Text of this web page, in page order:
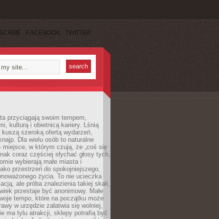
FACEBOOK TWITTER
przyciągają swoim tempem,
kulturą i obietnicą kariery. Lśnią
szeroką ofertą wydarzeń,
Dla wielu osób to naturalne
miejsce, w którym czują, że „coś się
coraz częściej słychać głosy tych,
wybierają małe miasta i
przestrzeń do spokojniejszego,
życia. To nie ucieczka
ale próba znalezienia takiej skali,
przestaje być anonimowy. Małe
tempo, które na początku może
w urzędzie załatwia się wolniej,
ma tylu atrakcji, sklepy potrafią być